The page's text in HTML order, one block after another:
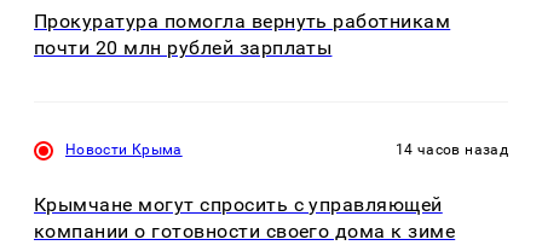
Прокуратура помогла вернуть работникам
почти 20 млн рублей зарплаты
Новости Крыма 14 часов назад
Крымчане могут спросить с управляющей
компании о готовности своего дома к зиме